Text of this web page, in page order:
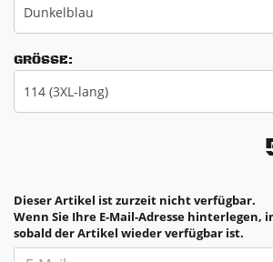
Dunkelblau
GRÖSSE:
114 (3XL-lang)
Dieser Artikel ist zurzeit nicht verfügbar.
Wenn Sie Ihre E-Mail-Adresse hinterlegen,
sobald der Artikel wieder verfügbar ist.